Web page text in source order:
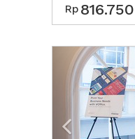
Rp 816.750
Previous